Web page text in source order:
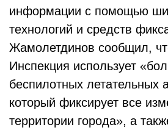
информации с помощью
технологий и средств
Жамолетдинов сообщил,
Инспекция использует
беспилотных летательных
который фиксирует все
территории города», а